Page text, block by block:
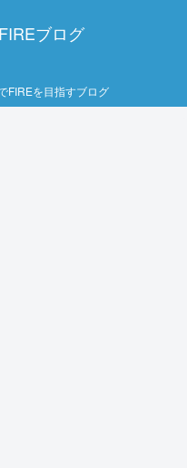
ブログ
FIREを目指すブログ